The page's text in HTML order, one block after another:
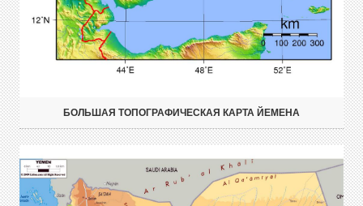
БОЛЬШАЯ ТОПОГРАФИЧЕСКАЯ КАРТА ЙЕМЕНА